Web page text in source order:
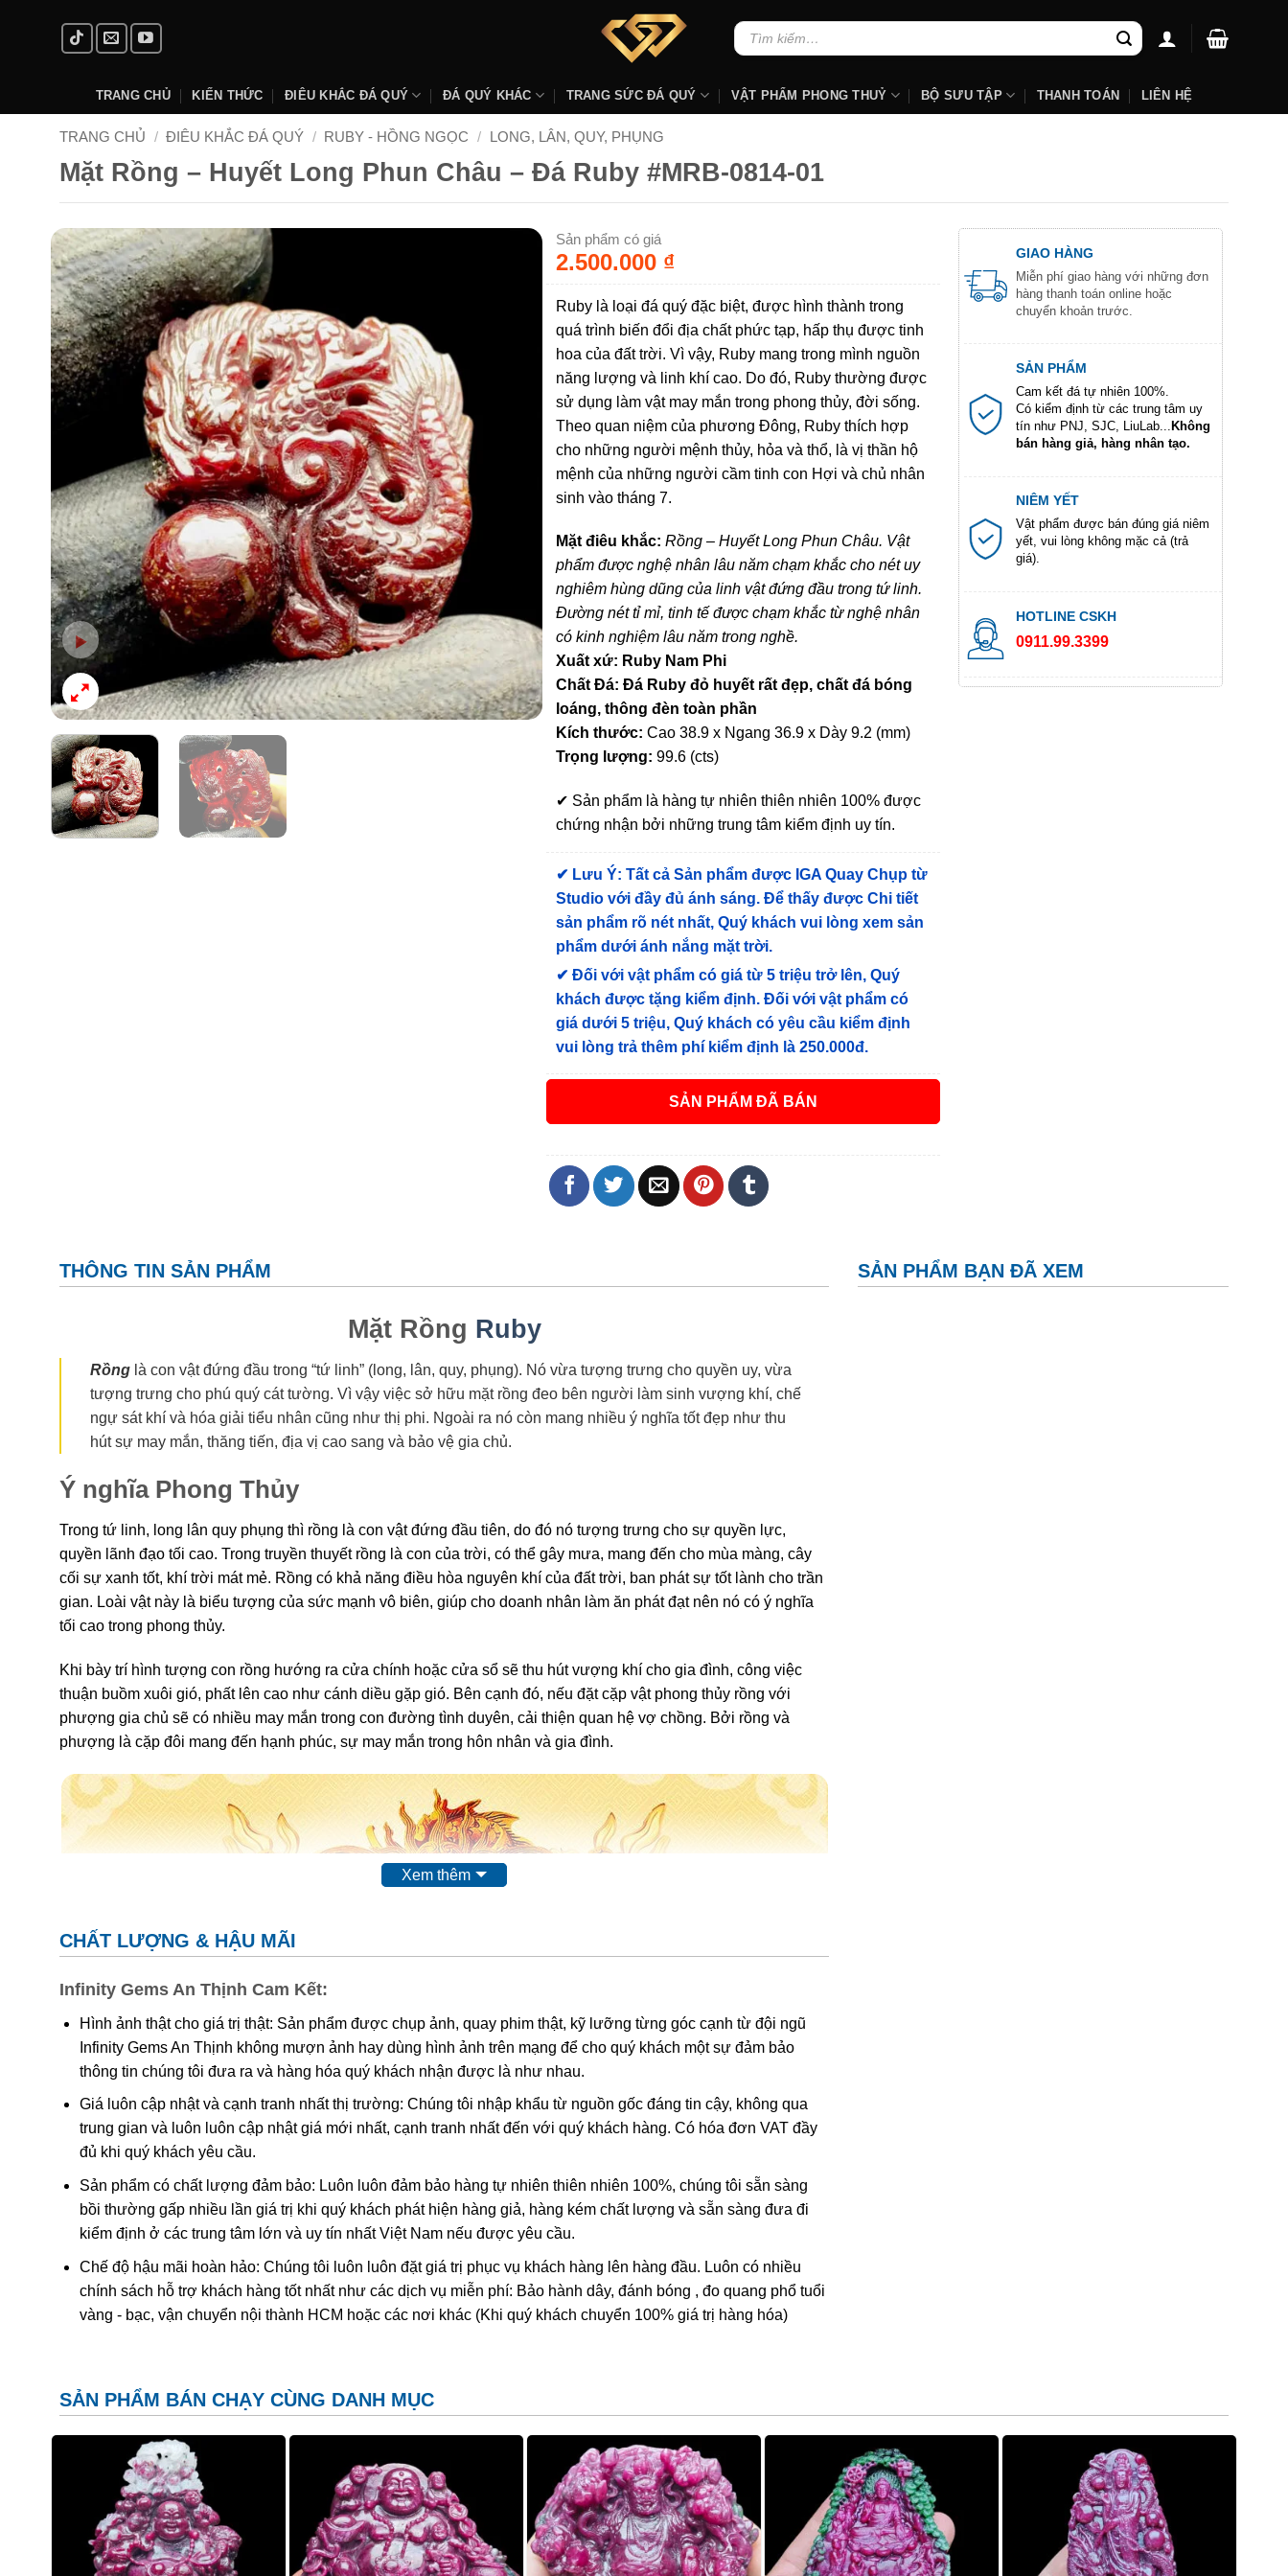
Tìm
kiếm:
TRANG CHỦ KIẾN THỨC ĐIÊU KHẮC ĐÁ QUÝ ĐÁ QUÝ KHÁC TRANG SỨC ĐÁ QUÝ VẬT PHẨM PHONG THUỶ BỘ SƯU TẬP THANH TOÁN LIÊN HỆ
TRANG CHỦ / ĐIÊU KHẮC ĐÁ QUÝ / RUBY - HỒNG NGỌC / LONG, LÂN, QUY, PHỤNG
Mặt Rồng – Huyết Long Phun Châu – Đá Ruby #MRB-0814-01
Sản phẩm có giá
2.500.000 ₫
Ruby là loại đá quý đặc biệt, được hình thành trong
quá trình biến đổi địa chất phức tạp, hấp thụ được tinh
hoa của đất trời. Vì vậy, Ruby mang trong mình nguồn
năng lượng và linh khí cao. Do đó, Ruby thường được
sử dụng làm vật may mắn trong phong thủy, đời sống.
Theo quan niệm của phương Đông, Ruby thích hợp
cho những người mệnh thủy, hỏa và thổ, là vị thần hộ
mệnh của những người cầm tinh con Hợi và chủ nhân
sinh vào tháng 7.
Mặt điêu khắc:Rồng – Huyết Long Phun Châu. Vật
phẩm được nghệ nhân lâu năm chạm khắc cho nét uy
nghiêm hùng dũng của linh vật đứng đầu trong tứ linh.
Đường nét tỉ mỉ, tinh tế được chạm khắc từ nghệ nhân
có kinh nghiệm lâu năm trong nghề.
Xuất xứ: Ruby Nam Phi
Chất Đá: Đá Ruby đỏ huyết rất đẹp, chất đá bóng
loáng, thông đèn toàn phần
Kích thước: Cao 38.9 x Ngang 36.9 x Dày 9.2 (mm)
Trọng lượng: 99.6 (cts)
✔ Sản phẩm là hàng tự nhiên thiên nhiên 100% được
chứng nhận bởi những trung tâm kiểm định uy tín.
✔ Lưu Ý: Tất cả Sản phẩm được IGA Quay Chụp từ
Studio với đầy đủ ánh sáng. Để thấy được Chi tiết
sản phẩm rõ nét nhất, Quý khách vui lòng xem sản
phẩm dưới ánh nắng mặt trời.
✔Đối với vật phẩm có giá từ 5 triệu trở lên, Quý
khách được tặng kiểm định. Đối với vật phẩm có
giá dưới 5 triệu, Quý khách có yêu cầu kiểm định
vui lòng trả thêm phí kiểm định là 250.000đ.
ĐÃ BÁN
GIAO HÀNG
Miễn phí giao hàng với những đơn
hàng thanh toán online hoặc
chuyển khoản trước.
SẢN PHẨM
Cam kết đá tự nhiên 100%.
Có kiểm định từ các trung tâm uy
tín như PNJ, SJC, LiuLab...
Không
bán hàng giả, hàng nhân tạo.
NIÊM YẾT
Vật phẩm được bán đúng giá niêm
yết, vui lòng không mặc cả (trả
giá).
HOTLINE CSKH
0911.99.3399
THÔNG TIN SẢN PHẨM
Mặt Rồng Ruby
Rồng là con vật đứng đầu trong “tứ linh” (long, lân, quy, phụng). Nó vừa tượng trưng cho quyền uy, vừa
tượng trưng cho phú quý cát tường. Vì vậy việc sở hữu mặt rồng đeo bên người làm sinh vượng khí, chế
ngự sát khí và hóa giải tiểu nhân cũng như thị phi. Ngoài ra nó còn mang nhiều ý nghĩa tốt đẹp như thu
hút sự may mắn, thăng tiến, địa vị cao sang và bảo vệ gia chủ.
Ý nghĩa Phong Thủy
Trong tứ linh, long lân quy phụng thì rồng là con vật đứng đầu tiên, do đó nó tượng trưng cho sự quyền lực,
quyền lãnh đạo tối cao. Trong truyền thuyết rồng là con của trời, có thể gây mưa, mang đến cho mùa màng, cây
cối sự xanh tốt, khí trời mát mẻ. Rồng có khả năng điều hòa nguyên khí của đất trời, ban phát sự tốt lành cho trần
gian. Loài vật này là biểu tượng của sức mạnh vô biên, giúp cho doanh nhân làm ăn phát đạt nên nó có ý nghĩa
tối cao trong phong thủy.
Khi bày trí hình tượng con rồng hướng ra cửa chính hoặc cửa sổ sẽ thu hút vượng khí cho gia đình, công việc
thuận buồm xuôi gió, phất lên cao như cánh diều gặp gió. Bên cạnh đó, nếu đặt cặp vật phong thủy rồng với
phượng gia chủ sẽ có nhiều may mắn trong con đường tình duyên, cải thiện quan hệ vợ chồng. Bởi rồng và
phượng là cặp đôi mang đến hạnh phúc, sự may mắn trong hôn nhân và gia đình.
Tác dụng trong phong thủy
Long là con vật có mình dài, thân có nhiều vảy, trên đầu có sừng như sừng hươu, chân có móng vuốt, có thể tự
Thanh Long nếu được đặt ở hướng Bạch Hổ sẽ gây ra sự xung đột, dẫn đến phong thủy xấu. Nếu Thanh Long
mà đặt ở Thanh Long sẽ loại bỏ những kẻ tiểu nhân, củng cố quyền lực. Loài vật phong thủy này rất thích hợp
với những người làm trong lĩnh vực chính trị, kinh doanh.
Ruby là gì? Ý Nghĩa và Các Dụng của Ruby
Đá Ruby hayHồng Ngọc
là một trong 4 loại đá quý nhất trên thế giới cùng với kim cương, đá sapphire và
Xem thêm
CHẤT LƯỢNG & HẬU MÃI
Infinity Gems An Thịnh Cam Kết:
Hình ảnh thật cho giá trị thật: Sản phẩm được chụp ảnh, quay phim thật, kỹ lưỡng từng góc cạnh từ đội ngũ
Infinity Gems An Thịnh không mượn ảnh hay dùng hình ảnh trên mạng để cho quý khách một sự đảm bảo
thông tin chúng tôi đưa ra và hàng hóa quý khách nhận được là như nhau.
Giá luôn cập nhật và cạnh tranh nhất thị trường: Chúng tôi nhập khẩu từ nguồn gốc đáng tin cậy, không qua
trung gian và luôn luôn cập nhật giá mới nhất, cạnh tranh nhất đến với quý khách hàng. Có hóa đơn VAT đầy
đủ khi quý khách yêu cầu.
Sản phẩm có chất lượng đảm bảo: Luôn luôn đảm bảo hàng tự nhiên thiên nhiên 100%, chúng tôi sẵn sàng
bồi thường gấp nhiều lần giá trị khi quý khách phát hiện hàng giả, hàng kém chất lượng và sẵn sàng đưa đi
kiểm định ở các trung tâm lớn và uy tín nhất Việt Nam nếu được yêu cầu.
Chế độ hậu mãi hoàn hảo: Chúng tôi luôn luôn đặt giá trị phục vụ khách hàng lên hàng đầu. Luôn có nhiều
chính sách hỗ trợ khách hàng tốt nhất như các dịch vụ miễn phí: Bảo hành dây, đánh bóng , đo quang phổ tuổi
vàng - bạc, vận chuyển nội thành HCM hoặc các nơi khác (Khi quý khách chuyển 100% giá trị hàng hóa)
SẢN PHẨM BẠN ĐÃ XEM
SẢN PHẨM BÁN CHẠY CÙNG DANH MỤC